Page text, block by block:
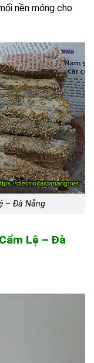
nền móng cho
– Đà Nẵng
Lệ – Đà